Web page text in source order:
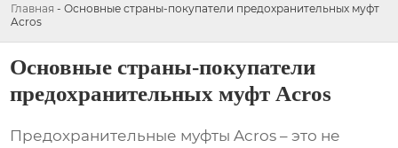
Главная - Основные страны-покупатели предохранительных муфт
Acros
Основные страны-покупатели
предохранительных муфт Acros
Предохранительные муфты Acros – это не